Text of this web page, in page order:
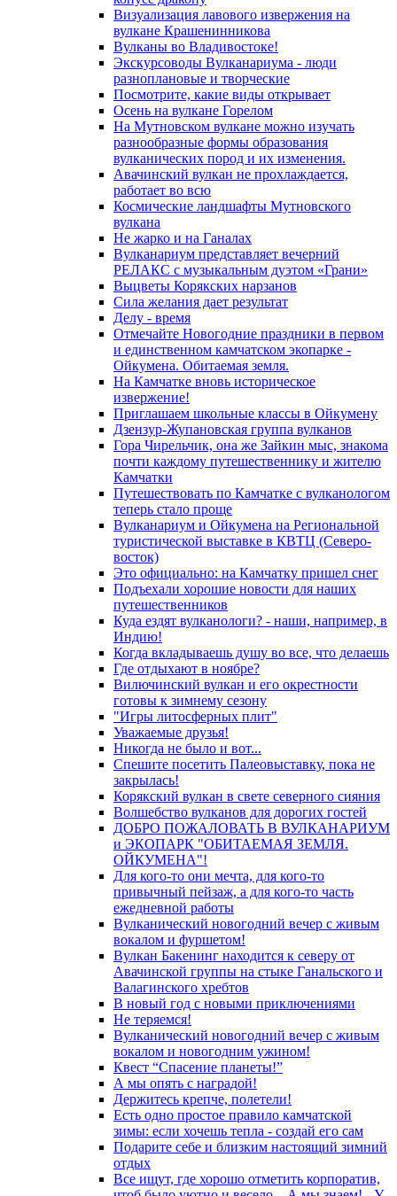
Визуализация лавового извержения на
вулкане Крашенинникова
Вулканы во Владивостоке!
Экскурсоводы Вулканариума - люди
разноплановые и творческие
Посмотрите, какие виды открывает
Осень на вулкане Горелом
На Мутновском вулкане можно изучать
разнообразные формы образования
вулканических пород и их изменения.
Авачинский вулкан не прохлаждается,
работает во всю
Космические ландшафты Мутновского
вулкана
Не жарко и на Ганалах
Вулканариум представляет вечерний
РЕЛАКС с музыкальным дуэтом «Грани»
Выцветы Корякских нарзанов
Сила желания дает результат
Делу - время
Отмечайте Новогодние праздники в первом
и единственном камчатском экопарке -
Ойкумена. Обитаемая земля.
На Камчатке вновь историческое
извержение!
Приглашаем школьные классы в Ойкумену
Дзензур-Жупановская группа вулканов
Гора Чирельчик, она же Зайкин мыс, знакома
почти каждому путешественнику и жителю
Камчатки
Путешествовать по Камчатке с вулканологом
теперь стало проще
Вулканариум и Ойкумена на Региональной
туристической выставке в КВТЦ (Северо-
восток)
Это официально: на Камчатку пришел снег
Подъехали хорошие новости для наших
путешественников
Куда ездят вулканологи? - наши, например, в
Индию!
Когда вкладываешь душу во все, что делаешь
Где отдыхают в ноябре?
Вилючинский вулкан и его окрестности
готовы к зимнему сезону
"Игры литосферных плит"
Уважаемые друзья!
Никогда не было и вот...
Спешите посетить Палеовыставку, пока не
закрылась!
Корякский вулкан в свете северного сияния
Волшебство вулканов для дорогих гостей
ДОБРО ПОЖАЛОВАТЬ В ВУЛКАНАРИУМ
и ЭКОПАРК "ОБИТАЕМАЯ ЗЕМЛЯ.
ОЙКУМЕНА"!
Для кого-то они мечта, для кого-то
привычный пейзаж, а для кого-то часть
ежедневной работы
Вулканический новогодний вечер с живым
вокалом и фуршетом!
Вулкан Бакенинг находится к северу от
Авачинской группы на стыке Ганальского и
Валагинского хребтов
В новый год с новыми приключениями
Не теряемся!
Вулканический новогодний вечер с живым
вокалом и новогодним ужином!
Квест “Спасение планеты!”
А мы опять с наградой!
Держитесь крепче, полетели!
Есть одно простое правило камчатской
зимы: если хочешь тепла - создай его сам
Подарите себе и близким настоящий зимний
отдых
Все ищут, где хорошо отметить корпоратив,